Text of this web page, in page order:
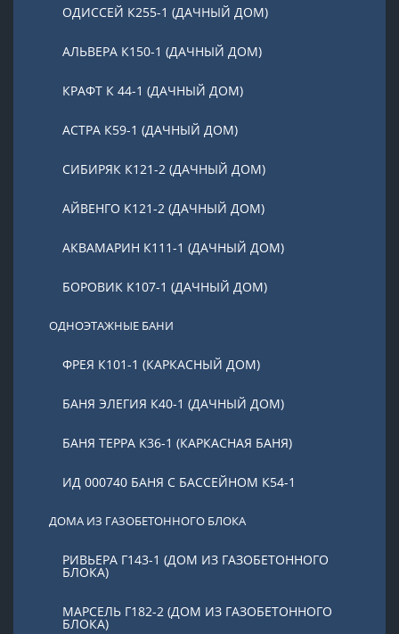
ОДИССЕЙ К255-1 (ДАЧНЫЙ ДОМ)
АЛЬВЕРА К150-1 (ДАЧНЫЙ ДОМ)
КРАФТ К 44-1 (ДАЧНЫЙ ДОМ)
АСТРА К59-1 (ДАЧНЫЙ ДОМ)
СИБИРЯК К121-2 (ДАЧНЫЙ ДОМ)
АЙВЕНГО К121-2 (ДАЧНЫЙ ДОМ)
АКВАМАРИН К111-1 (ДАЧНЫЙ ДОМ)
БОРОВИК К107-1 (ДАЧНЫЙ ДОМ)
ОДНОЭТАЖНЫЕ БАНИ
ФРЕЯ К101-1 (КАРКАСНЫЙ ДОМ)
БАНЯ ЭЛЕГИЯ К40-1 (ДАЧНЫЙ ДОМ)
БАНЯ ТЕРРА К36-1 (КАРКАСНАЯ БАНЯ)
ИД 000740 БАНЯ С БАССЕЙНОМ К54-1
ДОМА ИЗ ГАЗОБЕТОННОГО БЛОКА
РИВЬЕРА Г143-1 (ДОМ ИЗ ГАЗОБЕТОННОГО
БЛОКА)
МАРСЕЛЬ Г182-2 (ДОМ ИЗ ГАЗОБЕТОННОГО
БЛОКА)